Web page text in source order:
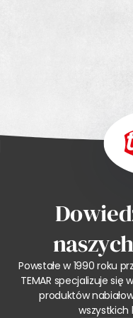
Powstałe w 1990 roku
TEMAR specjalizuje
produktów
wszystkich